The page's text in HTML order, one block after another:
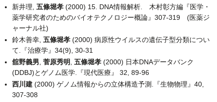
新井理, 五條堀孝 (2000) 15. DNA情報解析. 木村彰方編『医学・
薬学研究者のためのバイオテクノロジー概論』307-319 (医薬ジ
ャーナル社)
鈴木善幸, 五條堀孝 (2000) 病原性ウイルスの遺伝子型分類につい
て.『治療学』34(9), 30-31
舘野義男 菅原秀明 五條堀孝 (2000) 日本DNAデータバンク
(DDBJ)とゲノム医学.『現代医療』 32, 89-96
西川建 (2000) ゲノム情報からの立体構造予測.『生物物理』40,
307-308